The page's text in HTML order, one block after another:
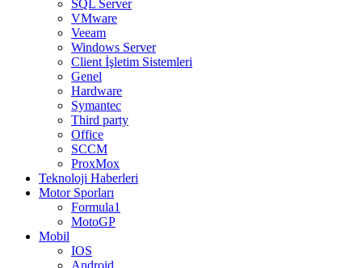
SQL Server
VMware
Veeam
Windows Server
Client İşletim Sistemleri
Genel
Hardware
Symantec
Third party
Office
SCCM
ProxMox
Teknoloji Haberleri
Motor Sporları
Formula1
MotoGP
Mobil
IOS
Android